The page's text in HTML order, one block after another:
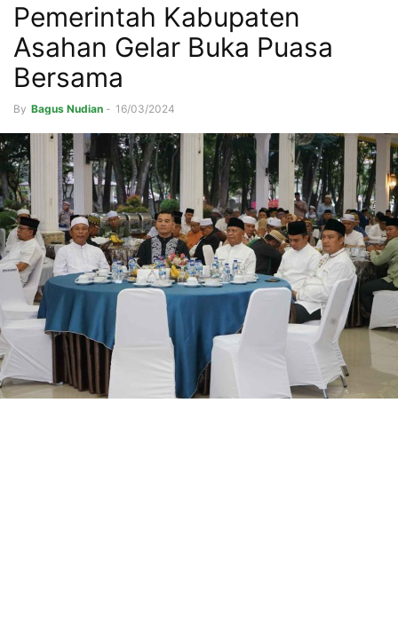
Pemerintah Kabupaten
Asahan Gelar Buka Puasa
Bersama
By Bagus Nudian - 16/03/2024